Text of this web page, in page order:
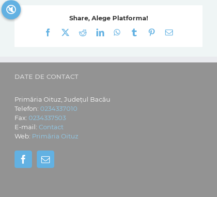
Share, Alege Platforma!
Facebook
RedditLinkedInWhatsApp
Tumblr Pinterest
E-
DATE DE CONTACT
Primăria Oituz, Județul Bacău
Telefon: 0234337010
Fax: 0234337503
E-mail: Contact
Web: Primăria Oituz
🔇